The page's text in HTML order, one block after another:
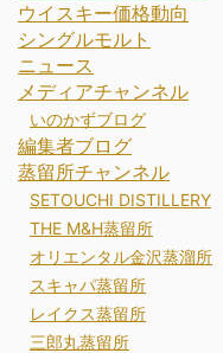
ウイスキー価格動向
シングルモルト
ニュース
メディアチャンネル
いのかずブログ
編集者ブログ
蒸留所チャンネル
SETOUCHI DISTILLERY
THE M&H蒸留所
オリエンタル金沢蒸溜所
スキャパ蒸留所
レイクス蒸留所
三郎丸蒸留所